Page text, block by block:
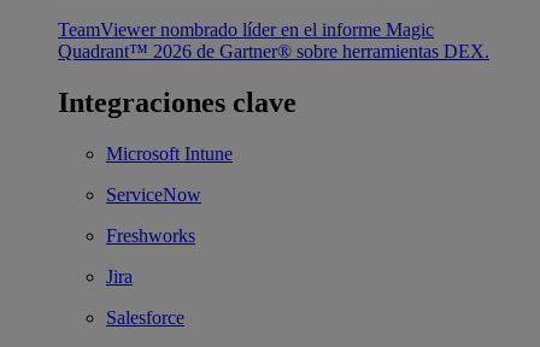
TeamViewer nombrado líder en el informe Magic
Quadrant™ 2026 de Gartner® sobre herramientas DEX.
Integraciones clave
Microsoft Intune
ServiceNow
Freshworks
Jira
Salesforce